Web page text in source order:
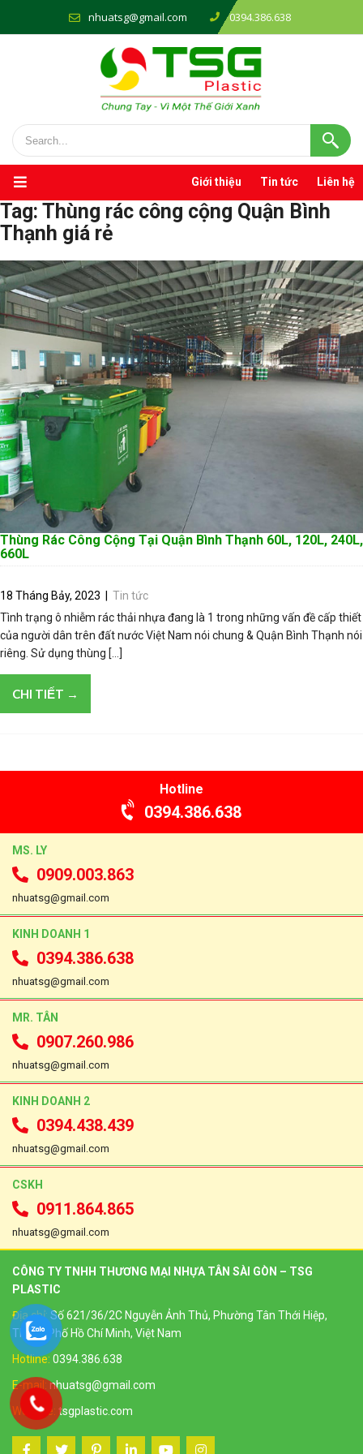
nhuatsg@gmail.com 0394.386.638
Giới thiệu Tin tức Liên hệ
Tag: Thùng rác công cộng Quận Bình
Thạnh giá rẻ
Thùng Rác Công Cộng Tại Quận Bình Thạnh 60L, 120L, 240L,
660L
18 Tháng Bảy, 2023
Tin tức
Tình trạng ô nhiễm rác thải nhựa đang là 1 trong những vấn đề cấp thiết
của người dân trên đất nước Việt Nam nói chung & Quận Bình Thạnh nói
riêng. Sử dụng thùng […]
CHI TIẾT →
Hotline
0394.386.638
MS. LY
0909.003.863
nhuatsg@gmail.com
KINH DOANH 1
0394.386.638
nhuatsg@gmail.com
MR. TÂN
0907.260.986
nhuatsg@gmail.com
KINH DOANH 2
0394.438.439
nhuatsg@gmail.com
CSKH
0911.864.865
nhuatsg@gmail.com
CÔNG TY TNHH THƯƠNG MẠI NHỰA TÂN SÀI GÒN – TSG
PLASTIC
Địa chỉ: Số 621/36/2C Nguyễn Ảnh Thủ, Phường Tân Thới Hiệp,
Thành Phố Hồ Chí Minh, Việt Nam
Hotline: 0394.386.638
E-mail: nhuatsg@gmail.com
Website: tsgplastic.com